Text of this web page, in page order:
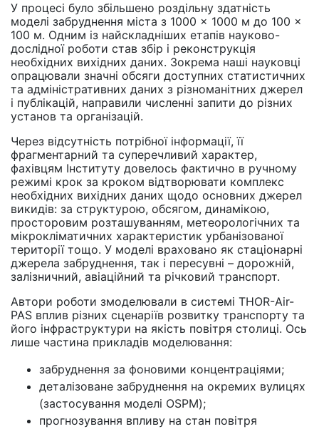
У процесі було збільшено роздільну здатність
моделі забруднення міста з 1000 × 1000 м до 100 ×
100 м. Одним із найскладніших етапів науково-
дослідної роботи став збір і реконструкція
необхідних вихідних даних. Зокрема наші науковці
опрацювали значні обсяги доступних статистичних
та адміністративних даних з різноманітних джерел
і публікацій, направили численні запити до різних
установ та організацій.
Через відсутність потрібної інформації, її
фрагментарний та суперечливий характер,
фахівцям Інституту довелось фактично в ручному
режимі крок за кроком відтворювати комплекс
необхідних вихідних даних щодо основних джерел
викидів: за структурою, обсягом, динамікою,
просторовим розташуванням, метеорологічних та
мікрокліматичних характеристик урбанізованої
території тощо. У моделі враховано як стаціонарні
джерела забруднення, так і пересувні – дорожній,
залізничний, авіаційний та річковий транспорт.
Автори роботи змоделювали в системі THOR-Air-
PAS вплив різних сценаріїв розвитку транспорту та
його інфраструктури на якість повітря столиці. Ось
лише частина прикладів моделювання:
забруднення за фоновими концентраціями;
деталізоване забруднення на окремих вулицях
(застосування моделі OSPM);
прогнозування впливу на стан повітря